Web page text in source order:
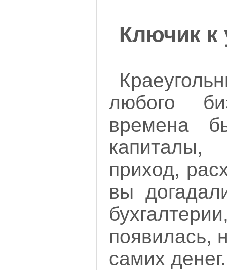
Ключик к
любого
времена
приход,
вы
появилась,
самих